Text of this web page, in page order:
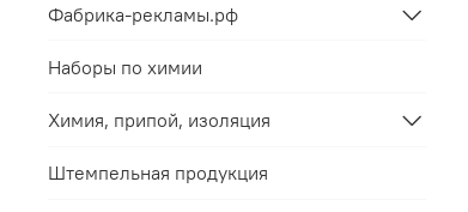
Фабрика-рекламы.рф
Наборы по химии
Химия, припой, изоляция
Штемпельная продукция